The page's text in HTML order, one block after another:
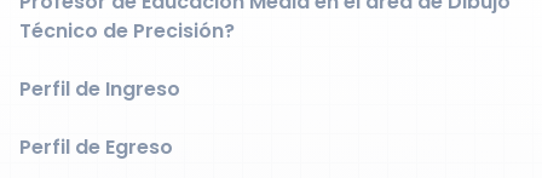
Técnico de Precisión?
Perfil de Ingreso
Perfil de Egreso